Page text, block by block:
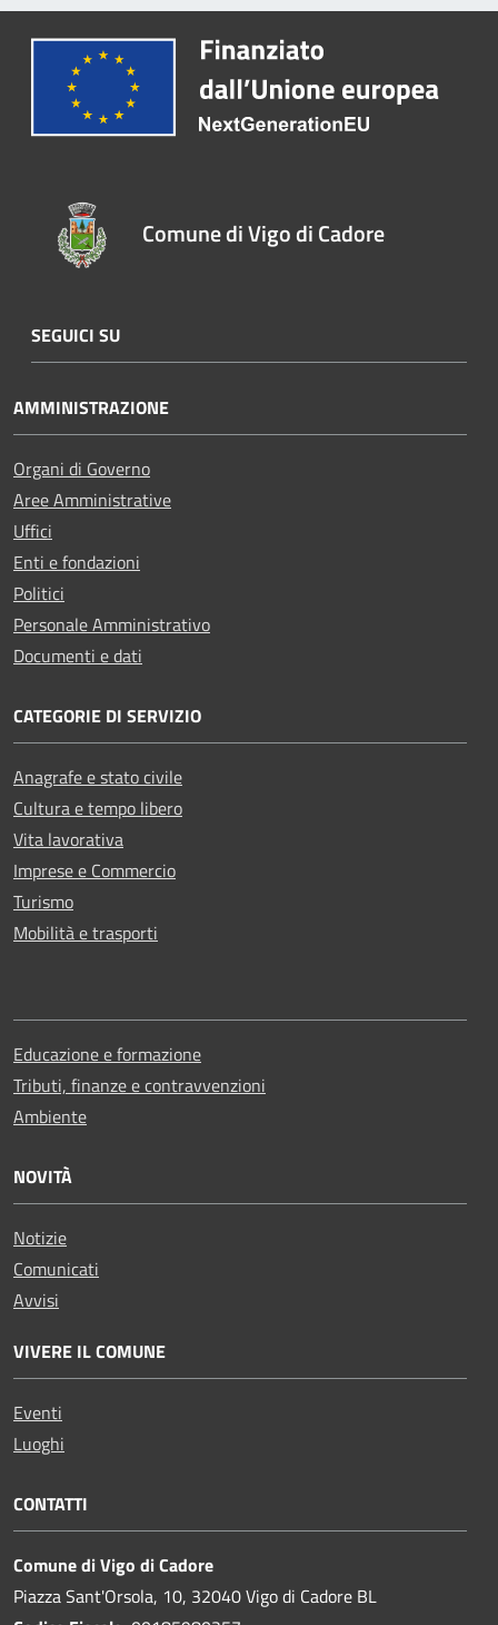
Comune di Vigo di Cadore
SEGUICI SU
AMMINISTRAZIONE
Organi di Governo
Aree Amministrative
Uffici
Enti e fondazioni
Politici
Personale Amministrativo
Documenti e dati
CATEGORIE DI SERVIZIO
Anagrafe e stato civile
Cultura e tempo libero
Vita lavorativa
Imprese e Commercio
Turismo
Mobilità e trasporti
Educazione e formazione
Tributi, finanze e contravvenzioni
Ambiente
NOVITÀ
Notizie
Comunicati
Avvisi
VIVERE IL COMUNE
Eventi
Luoghi
CONTATTI
Comune di Vigo di Cadore
Piazza Sant'Orsola, 10, 32040 Vigo di Cadore BL